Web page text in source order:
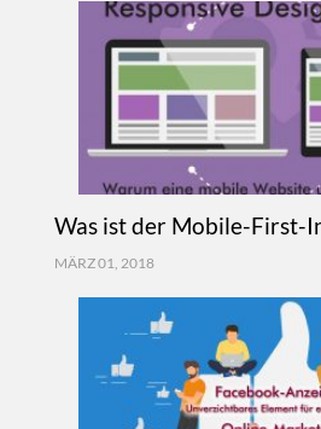
Was ist der Mobile-First-
MÄRZ 01, 2018